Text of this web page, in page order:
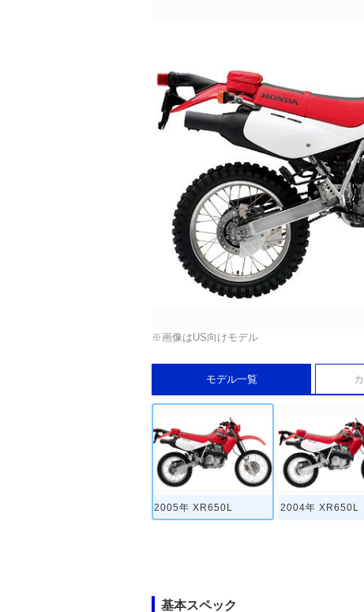
※画像はUS向けモデル
モデル一覧
2005年 XR650L 2004年 XR650L
基本スペック